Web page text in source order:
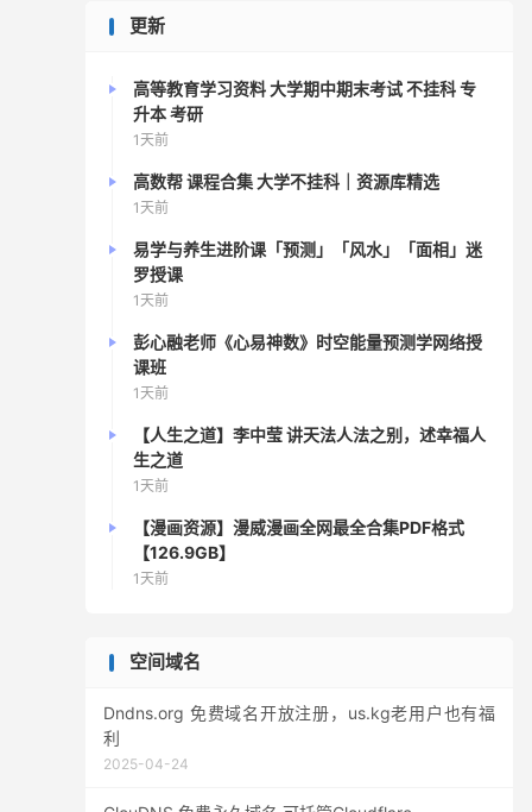
更新
高等教育学习资料 大学期中期末考试 不挂科 专
升本 考研
1天前
高数帮 课程合集 大学不挂科｜资源库精选
1天前
易学与养生进阶课「预测」「风水」「面相」迷
罗授课
1天前
彭心融老师《心易神数》时空能量预测学网络授
课班
1天前
【人生之道】李中莹 讲天法人法之别，述幸福人
生之道
1天前
【漫画资源】漫威漫画全网最全合集PDF格式
【126.9GB】
1天前
空间域名
Dndns.org 免费域名开放注册，us.kg老用户也有福
利
2025-04-24